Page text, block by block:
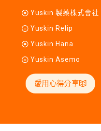
Yuskin 製藥株式會社
Yuskin Relip
Yuskin Hana
Yuskin Asemo
愛用心得分享